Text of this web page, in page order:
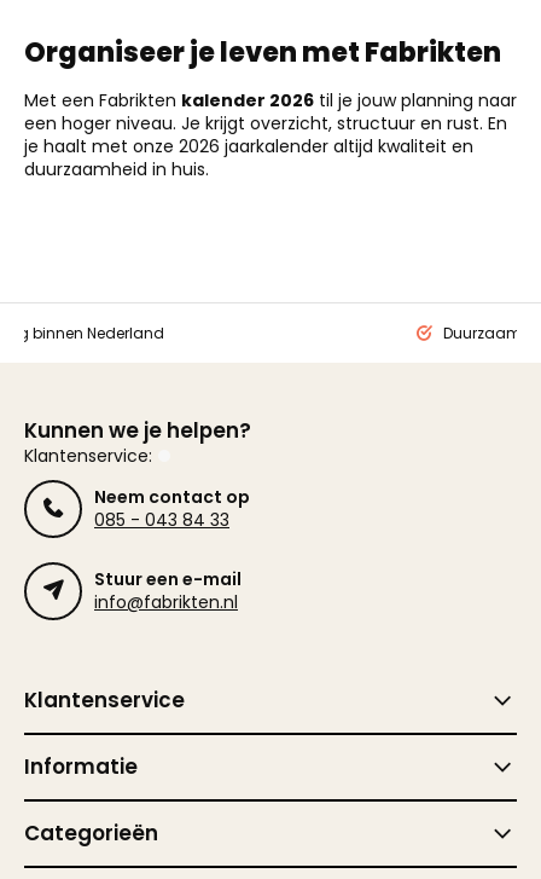
Organiseer je leven met Fabrikten
Met een Fabrikten kalender 2026 til je jouw planning naar
een hoger niveau. Je krijgt overzicht, structuur en rust. En
je haalt met onze 2026 jaarkalender altijd kwaliteit en
duurzaamheid in huis.
binnen Nederland Duurzaam
Kunnen we je helpen?
Klantenservice:
Neem contact op
085 - 043 84 33
Stuur een e-mail
info@fabrikten.nl
Klantenservice
Informatie
Categorieën